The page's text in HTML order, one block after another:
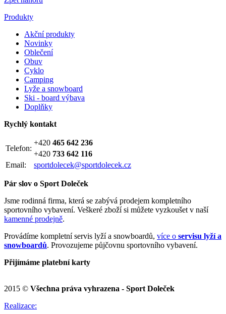
Produkty
Akční produkty
Novinky
Oblečení
Obuv
Cyklo
Camping
Lyže a snowboard
Ski - board výbava
Doplňky
Rychlý kontakt
Telefon:
+420 465 642 236
+420 733 642 116
Email:
sportdolecek@sportdolecek.cz
Pár slov o Sport Doleček
Jsme rodinná firma, která se zabývá prodejem kompletního
sportovního vybavení. Veškeré zboží si můžete vyzkoušet v naší
kamenné prodejně.
Provádíme kompletní servis lyží a snowboardů, více o servisu lyží a
snowboardů. Provozujeme půjčovnu sportovního vybavení.
Přijímáme platební karty
2015 © Všechna práva vyhrazena - Sport Doleček
Realizace: